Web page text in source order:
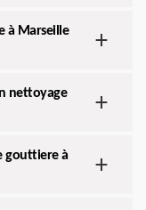
à Marseille
nettoyage
gouttiere à